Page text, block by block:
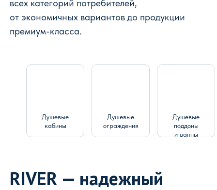
всех категорий потребителей,
от экономичных вариантов до продукции
премиум-класса.
Душевые
кабины
Душевые
ограждения
Душевые
поддоны
и ванны
RIVER — надежный